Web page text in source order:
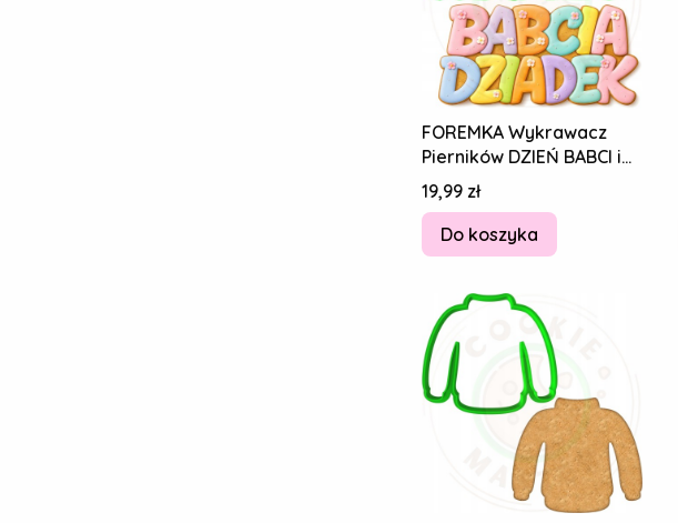
FOREMKA Wykrawacz
Pierników DZIEŃ BABCI i
DZIADKA Napis BABCIA
DZIADEK 12cm
Cena
19,99 zł
Do koszyka